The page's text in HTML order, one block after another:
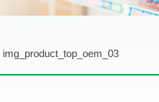
img_product_top_oem_03